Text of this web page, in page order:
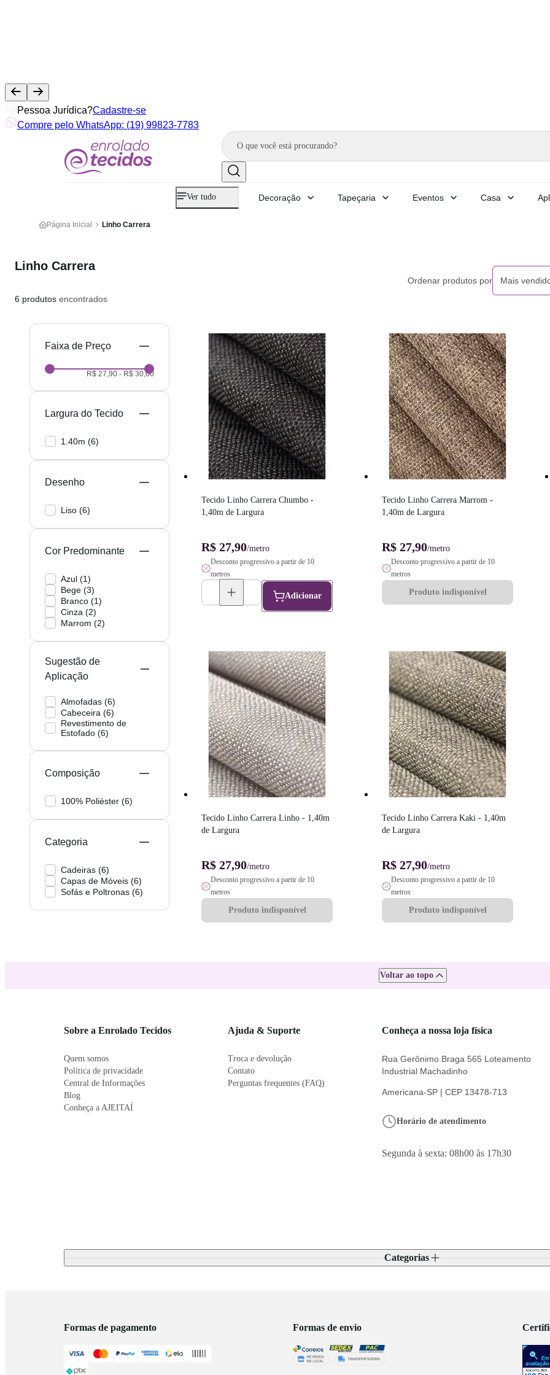
Pessoa Jurídica?Cadastre-se
Compre pelo WhatsApp: (19) 99823-7783
Ver tudo Decoração Tapeçaria Eventos Casa
Página Inicial Linho Carrera
Linho Carrera
6 produtos encontrados
Ordenar produtos por Mais
Preço
R$ 27,90 - R$ 30,00
Largura do Tecido
1.40m (6)
Desenho
Liso (6)
Cor Predominante
Azul (1)
Bege (3)
Branco (1)
Cinza (2)
Marrom (2)
Sugestão de
Aplicação
Almofadas (6)
Cabeceira (6)
Revestimento de
Estofado (6)
Composição
100% Poliéster (6)
Categoria
Cadeiras (6)
Capas de Móveis (6)
Sofás e Poltronas (6)
Tecido Linho Carrera Chumbo -
1,40m de Largura
R$ 27,90/metro
Desconto progressivo a partir de 10
metros
Adicionar
Tecido Linho Carrera Marrom -
1,40m de Largura
R$ 27,90/metro
Desconto progressivo a partir de 10
metros
Produto indisponível
Tecido Linho Carrera Linho - 1,40m
de Largura
R$ 27,90/metro
Desconto progressivo a partir de 10
metros
Produto indisponível
Tecido Linho Carrera Kaki - 1,40m
de Largura
R$ 27,90/metro
Desconto progressivo a partir de 10
metros
Produto indisponível
Voltar ao topo
Sobre a Enrolado Tecidos
Quem somos
Política de privacidade
Central de Informações
Blog
Conheça a AJEITAÍ
Ajuda & Suporte
Troca e devolução
Contato
Perguntas frequentes (FAQ)
Conheça a nossa loja física
Rua Gerônimo Braga 565 Loteamento
Industrial Machadinho
Americana-SP | CEP 13478-713
Horário de atendimento
Segunda à sexta: 08h00 às 17h30
Categorias
Formas de pagamento Formas de envio